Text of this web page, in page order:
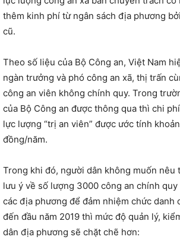
thêm kinh phí từ ngân sách địa phương
cũ.
Theo số liệu của Bộ Công an, Việt Nam
ngàn trưởng và phó công an xã, thị trấn
công an viên không chính quy. Trong
của Bộ Công an được thông qua thì chi
lực lượng “trị an viên” được ước tính
đồng/năm.
Trong khi đó, người dân không muốn nêu
lưu ý về số lượng 3000 công an chính
các địa phương để đảm nhiệm chức danh
đến đầu năm 2019 thì mức độ quản lý,
dân địa phương sẽ chặt chẽ hơn: